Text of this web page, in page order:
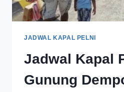
JADWAL KAPAL PELNI
Jadwal Kapal
Gunung